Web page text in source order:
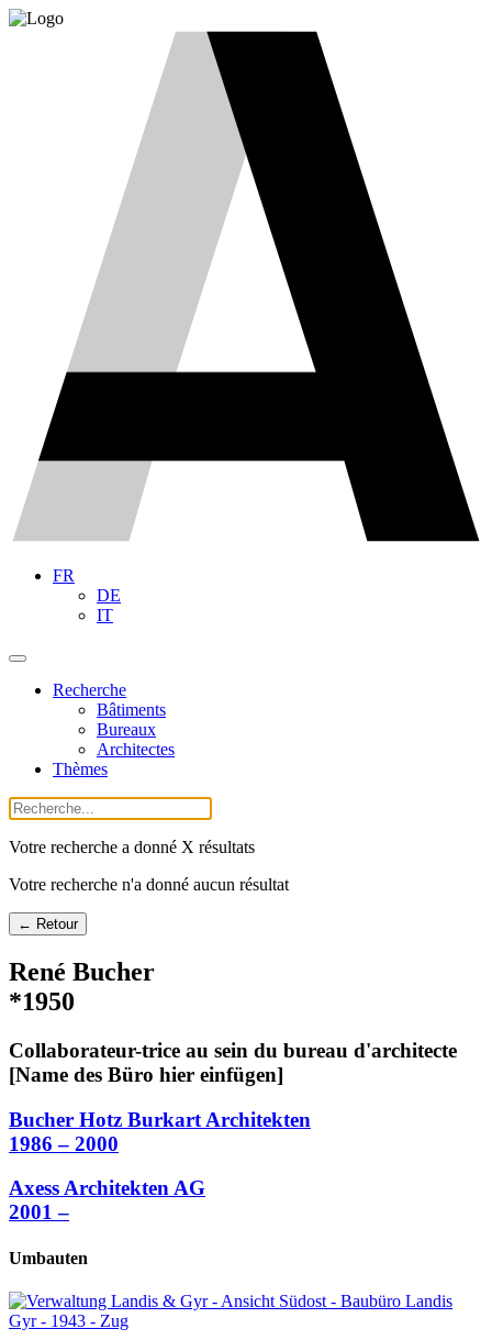
FR
DE
IT
Recherche
Bâtiments
Bureaux
Architectes
Thèmes
Votre recherche a donné X résultats
Votre recherche n'a donné aucun résultat
← Retour
René Bucher
*1950
Collaborateur-trice au sein du bureau d'architecte
[Name des Büro hier einfügen]
Bucher Hotz Burkart Architekten
1986 – 2000
Axess Architekten AG
2001 –
Umbauten